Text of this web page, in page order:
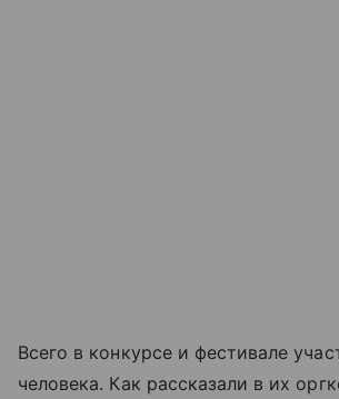
Всего в конкурсе и фестивале
человека. Как рассказали в их